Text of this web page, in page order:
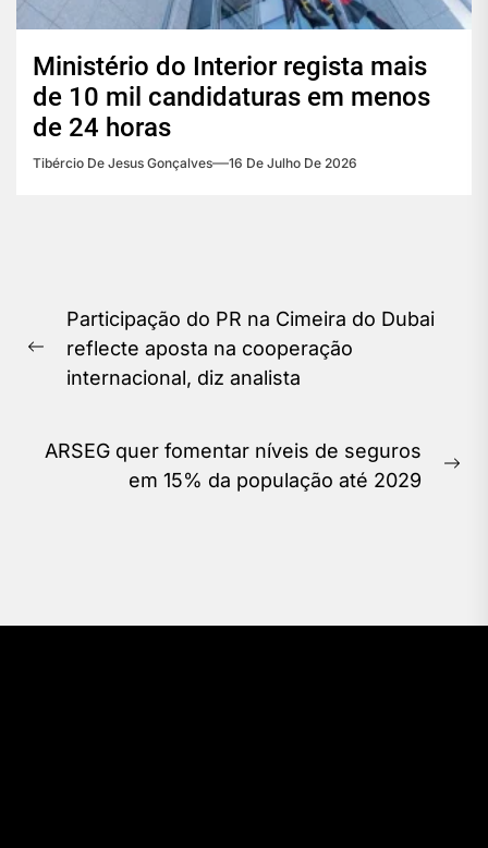
Ministério do Interior regista mais
de 10 mil candidaturas em menos
de 24 horas
Tibércio De Jesus Gonçalves 16 De Julho De 2026
de
Post
Previous
post:
Participação do PR na Cimeira do Dubai
reflecte aposta na cooperação
internacional, diz analista
ARSEG quer fomentar níveis de seguros
em 15% da população até 2029